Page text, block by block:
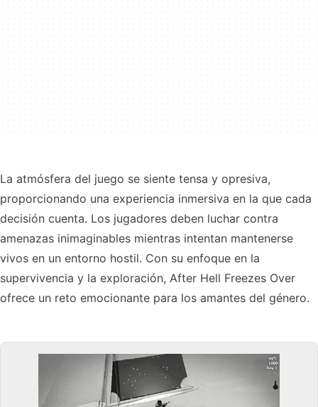
La atmósfera del juego se siente tensa y opresiva,
proporcionando una experiencia inmersiva en la que cada
decisión cuenta. Los jugadores deben luchar contra
amenazas inimaginables mientras intentan mantenerse
vivos en un entorno hostil. Con su enfoque en la
supervivencia y la exploración, After Hell Freezes Over
ofrece un reto emocionante para los amantes del género.